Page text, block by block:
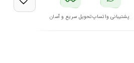
پشتیبانی واتساپتحویل سریع و آسان